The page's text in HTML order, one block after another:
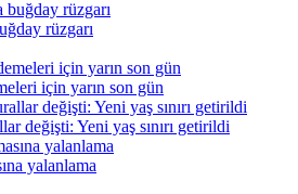
rüzgarı
için yarın son gün
değişti: Yeni yaş sınırı getirildi
yalanlama